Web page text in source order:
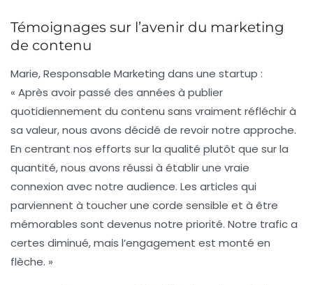
Témoignages sur l’avenir du marketing
de contenu
Marie, Responsable Marketing dans une startup :
« Après avoir passé des années à publier
quotidiennement du contenu sans vraiment réfléchir à
sa valeur, nous avons décidé de revoir notre approche.
En centrant nos efforts sur la qualité plutôt que sur la
quantité, nous avons réussi à établir une vraie
connexion avec notre audience. Les articles qui
parviennent à toucher une corde sensible et à être
mémorables sont devenus notre priorité. Notre trafic a
certes diminué, mais l’engagement est monté en
flèche. »